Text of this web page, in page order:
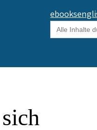
ebooks
Search
for: